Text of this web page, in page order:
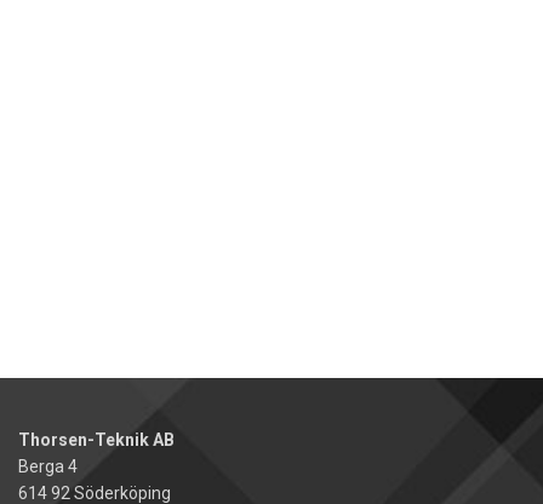
Thorsen-Teknik AB
Berga 4
614 92 Söderköping